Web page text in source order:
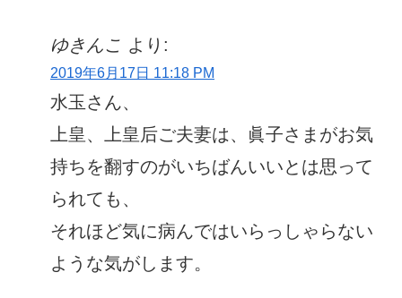
ゆきんこ より:
2019年6月17日 11:18 PM
水玉さん、
上皇、上皇后ご夫妻は、眞子さまがお気
持ちを翻すのがいちばんいいとは思って
られても、
それほど気に病んではいらっしゃらない
ような気がします。